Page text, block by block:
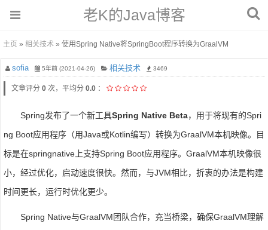
老K的Java博客
主页 » 相关技术 » 使用Spring Native将SpringBoot程序转换为GraalVM
sofia 5年前 (2021-04-26) 相关技术 3469
文章评分 0 次，平均分 0.0 ：
Spring发布了一个新工具Spring Native Beta，用于将现有的Spri
ng Boot应用程序（用Java或Kotlin编写）转换为GraalVM本机映像。目
标是在springnative上支持Spring Boot应用程序。GraalVM本机映像很
小，经过优化，启动速度很快。然而，与JVM相比，折衷的办法是构建
时间更长，运行时优化更少。
Spring Native与GraalVM团队合作，充当桥梁，确保GraalVM理解